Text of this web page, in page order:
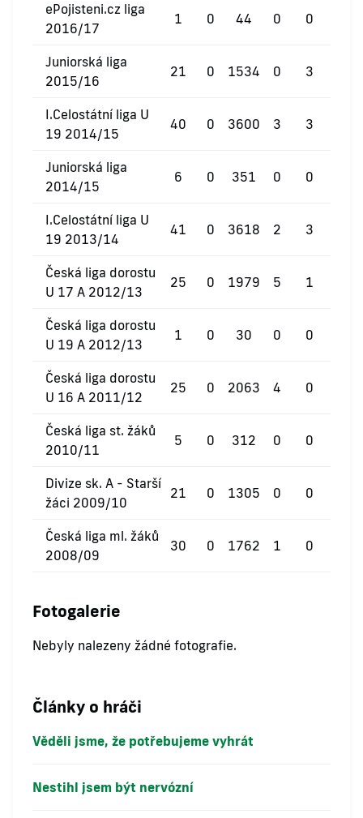
ePojisteni.cz liga
2016/17
1 0 44 0 0
Juniorská liga
2015/16
21 0 1534 0 3
I.Celostátní liga U
19 2014/15
40 0 3600 3 3
Juniorská liga
2014/15
6 0 351 0 0
I.Celostátní liga U
19 2013/14
41 0 3618 2 3
Česká liga dorostu
U 17 A 2012/13
25 0 1979 5 1
Česká liga dorostu
U 19 A 2012/13
1 0 30 0 0
Česká liga dorostu
U 16 A 2011/12
25 0 2063 4 0
Česká liga st. žáků
2010/11
5 0 312 0 0
Divize sk. A - Starší
žáci 2009/10
21 0 1305 0 0
Česká liga ml. žáků
2008/09
30 0 1762 1 0
Fotogalerie
Nebyly nalezeny žádné fotografie.
Články o hráči
Věděli jsme, že potřebujeme vyhrát
Nestihl jsem být nervózní